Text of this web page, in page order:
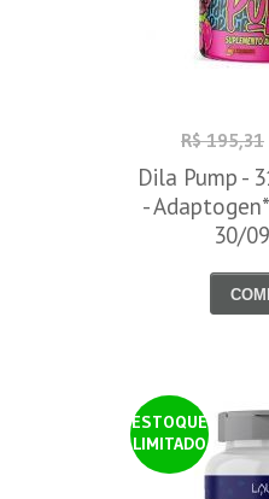
R$ 195,31
Dila Pump -
-
30/
ESTOQUE
LIMITADO